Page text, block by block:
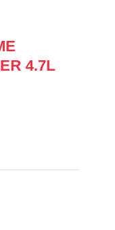
4.7L